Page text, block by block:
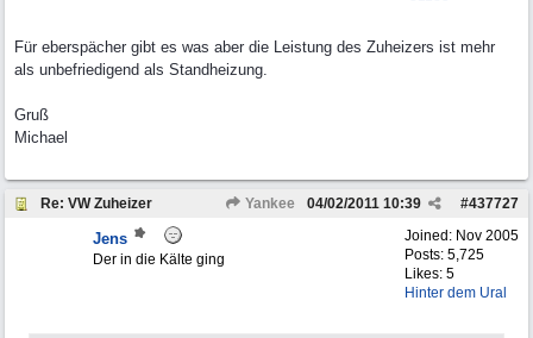
Für eberspächer gibt es was aber die Leistung des Zuheizers ist mehr
als unbefriedigend als Standheizung.
Gruß
Michael
Re: VW Zuheizer Yankee #437727
04/02/2011 10:39
Joined: Nov 2005
Posts: 5,725
Likes: 5
Hinter dem Ural
Jens
Der in die Kälte ging